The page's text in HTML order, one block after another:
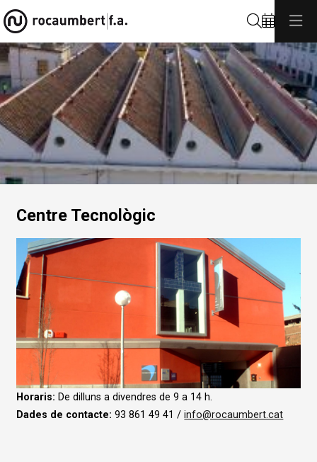
Centre Tecnològic
Diapositiva 1 de 1
Horaris: De dilluns a divendres de 9 a 14 h.
Dades de contacte:93 861 49 41 /info@rocaumbert.cat